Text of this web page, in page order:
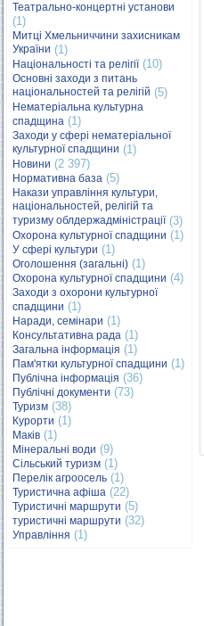
Театрально-концертні установи
(1)
Митці Хмельниччини захисникам
України (1)
Національності та релігії(10)
Основні заходи з питань
національностей та релігій (5)
Нематеріальна культурна
спадщина (1)
Заходи у сфері нематеріальної
культурної спадщини (1)
Новини (2 397)
Нормативна база (5)
Накази управління культури,
національностей, релігій та
туризму облдержадміністрації(3)
Охорона культурної спадщини (1)
У сфері культури (1)
Оголошення (загальні) (1)
Охорона культурної спадщини (4)
Заходи з охорони культурної
спадщини (1)
Наради, семінари (1)
Консультативна рада (1)
Загальна інформація (1)
Пам'ятки культурної спадщини (1)
Публічна інформація (36)
Публічні документи (73)
Туризм (38)
Курорти (1)
Маків (1)
Мінеральні води (9)
Сільський туризм (1)
Перелік агроосель (1)
Туристична афіша (22)
Туристичні маршрути (5)
туристичні маршрути (32)
Управління (1)